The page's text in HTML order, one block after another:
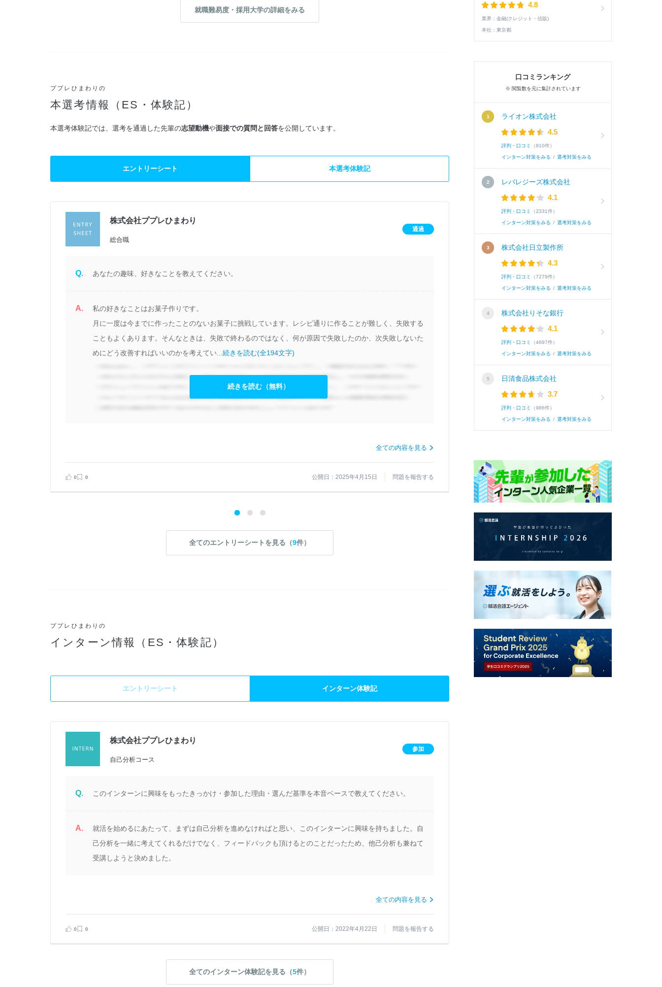
就職難易度・採用大学の詳細をみる
ププレひまわりの
本選考情報（ES・体験記）
本選考体験記では、選考を通過した先輩の志望動機や面接での質問と回答を公開しています。
エントリーシート 本選考体験記
株式会社ププレひまわり
総合職
通過
Q. あなたの趣味、好きなことを教えてください。
A.
私の好きなことはお菓子作りです。
月に一度は今までに作ったことのないお菓子に挑戦しています。レシピ通りに作ることが難しく、失敗する
こともよくあります。そんなときは、失敗で終わるのではなく、何が原因で失敗したのか、次失敗しないた
めにどう改善すればいいのかを考えてい... 続きを読む(全194文字)
続きを読む（無料）
全ての内容を見る
0 0 公開日：2025年4月15日 問題を報告する
株式会社ププレひまわり
Q.
あなたの「5年後・10年後の自分」について
数 100文字
0
全てのエントリーシートを見る（9件）
ププレひまわりの
インターン情報（ES・体験記）
エントリーシート インターン体験記
株式会社ププレひまわり
自己分析コース
参加
Q. このインターンに興味をもったきっかけ・参加した理由・選んだ基準を本音ベースで教えてください。
A.
就活を始めるにあたって、まずは自己分析を進めなければと思い、このインターンに興味を持ちました。自
己分析を一緒に考えてくれるだけでなく、フィードバックも頂けるとのことだったため、他己分析も兼ねて
受講しようと決めました。
全ての内容を見る
0 0 公開日：2022年4月22日 問題を報告する
全てのインターン体験記を見る（5件）
4.8
業界： 金融(クレジット・信販)
本社： 東京都
口コミランキング
※ 閲覧数を元に集計されています
ライオン株式会社
4.5
評判・口コミ （810件）
インターン対策をみる / 選考対策をみる
レバレジーズ株式会社
4.1
評判・口コミ （2331件）
インターン対策をみる / 選考対策をみる
株式会社日立製作所
4.3
評判・口コミ （7279件）
インターン対策をみる / 選考対策をみる
株式会社りそな銀行
4.1
評判・口コミ （4697件）
インターン対策をみる / 選考対策をみる
日清食品株式会社
3.7
評判・口コミ （986件）
インターン対策をみる / 選考対策をみる